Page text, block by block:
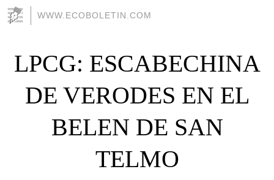
WWW.ECOBOLETIN.COM
LPCG: ESCABECHINA
DE VERODES EN EL
BELEN DE SAN
TELMO